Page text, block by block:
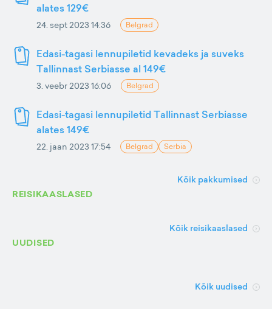
alates 129€
24. sept 2023 14:36 Belgrad
Edasi-tagasi lennupiletid kevadeks ja suveks
Tallinnast Serbiasse al 149€
3. veebr 2023 16:06 Belgrad
Edasi-tagasi lennupiletid Tallinnast Serbiasse
alates 149€
22. jaan 2023 17:54 Belgrad Serbia
Kõik pakkumised
REISIKAASLASED
Kõik reisikaaslased
UUDISED
Kõik uudised